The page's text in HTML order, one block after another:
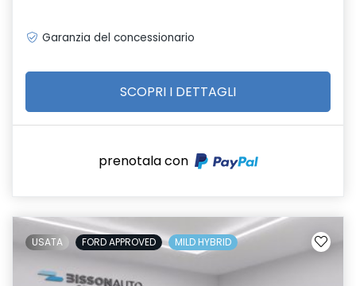
Garanzia del concessionario
SCOPRI I DETTAGLI
prenotala con
USATA FORD APPROVED MILD HYBRID